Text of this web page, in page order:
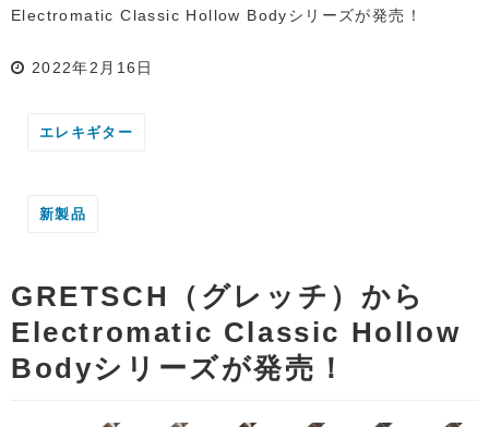
Electromatic Classic Hollow Bodyシリーズが発売！
2022年2月16日
エレキギター
新製品
GRETSCH（グレッチ）から
Electromatic Classic Hollow
Bodyシリーズが発売！